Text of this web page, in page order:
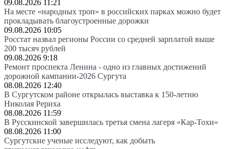
09.08.2026 11:21
На месте «народных троп» в российских парках можно будет
прокладывать благоустроенные дорожки
09.08.2026 10:05
Росстат назвал регионы России со средней зарплатой выше
200 тысяч рублей
09.08.2026 9:18
Ремонт проспекта Ленина - одно из главных достижений
дорожной кампании-2026 Сургута
08.08.2026 12:40
В Сургутском районе открылась выставка к 150-летию
Николая Рериха
08.08.2026 11:59
В Русскинской завершилась третья смена лагеря «Кар-Тохи»
08.08.2026 11:00
Сургутские ученые исследуют, как добыть